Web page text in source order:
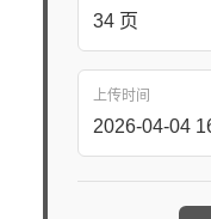
34 页
上传时间
2026-04-04